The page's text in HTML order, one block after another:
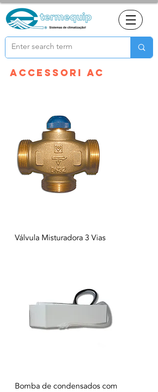
Accessori AC
Válvula Misturadora 3 Vias
Bomba de condensados com